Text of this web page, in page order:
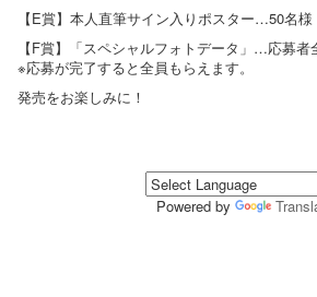
【E賞】本人直筆サイン入りポスター…50名様
【F賞】「スペシャルフォトデータ」…応募者
※応募が完了すると全員もらえます。
発売をお楽しみに！
Powered by